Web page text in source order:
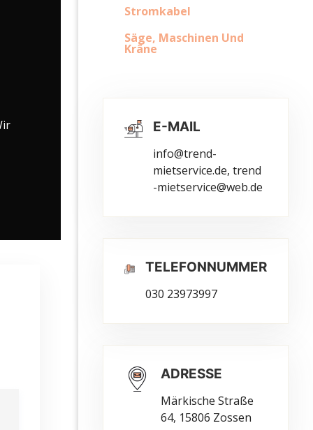
Stromkabel
Säge, Maschinen Und
Kräne
E-MAIL
info@trend-
mietservice.de, trend
-mietservice@web.de
TELEFONNUMMER
030 23973997
ADRESSE
Märkische Straße
64, 15806 Zossen